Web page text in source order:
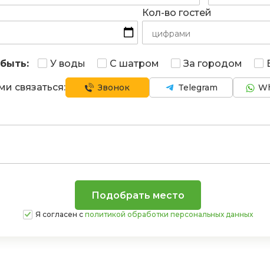
Кол-во гостей
У воды С шатром За городом
связаться: Звонок Telegram
Я согласен с политикой обработки персональных данных